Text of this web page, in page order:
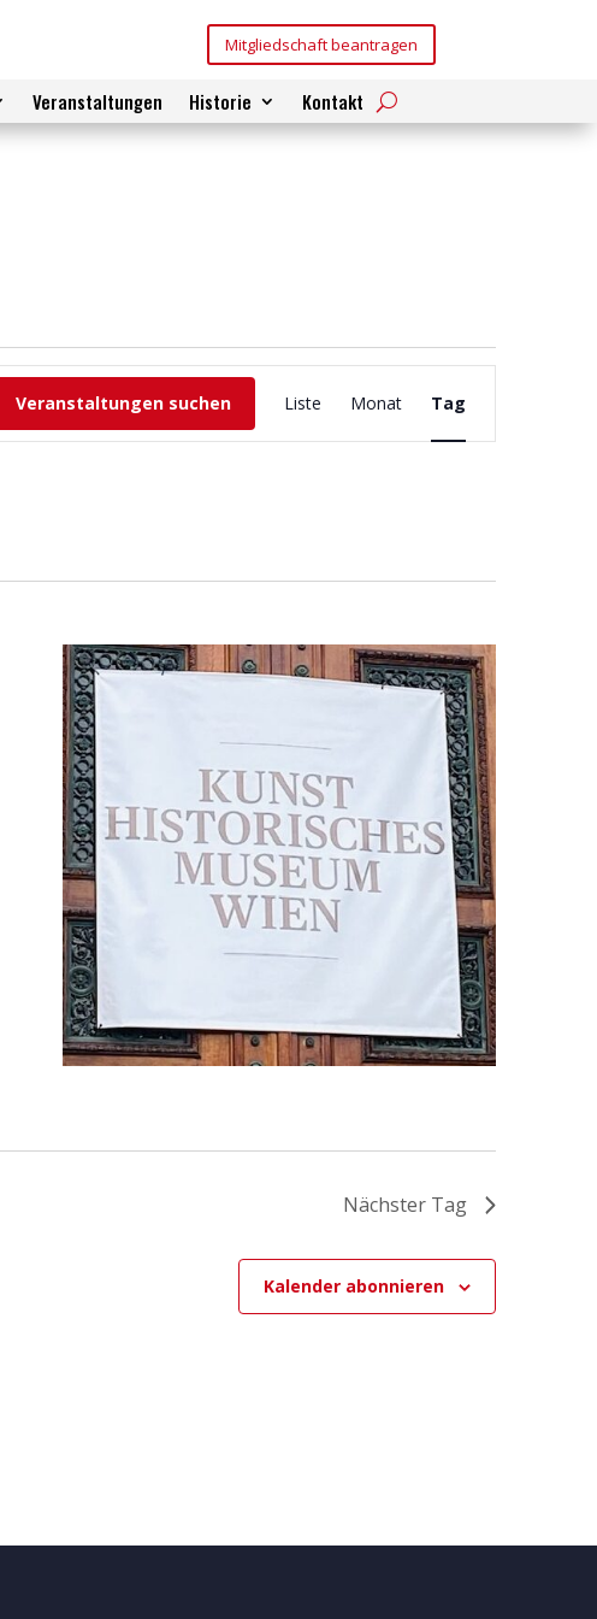
Mitgliedschaft beantragen
Veranstaltungen Historie Kontakt
Veranstaltungen suchen
Veranstaltung
Ansichten-
Navigation
Liste Monat Tag
Nächster Tag
Kalender abonnieren